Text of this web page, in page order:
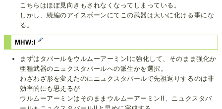
こちらはほぼ見向きもされなくなってしまっている。
しかし、続編のアイスボーンにてこの武器は大いに化ける事にな
る。
MHW:I
まずはタバールをウルムーアーミンIに強化して、そのまま強化か
亜種武器のニュクスタバールへの派生かを選択。
わざわざ形を変えたのにニュクスタバールで先祖返りするのは非
効率的にも思えるが
ウルムーアーミンはそのままウルムーアーミンII、ニュクスタバ